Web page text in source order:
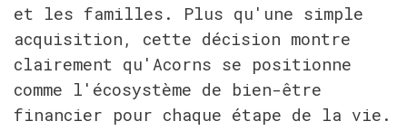
et les familles. Plus qu'une simple
acquisition, cette décision montre
clairement qu'Acorns se positionne
comme l'écosystème de bien-être
financier pour chaque étape de la vie.